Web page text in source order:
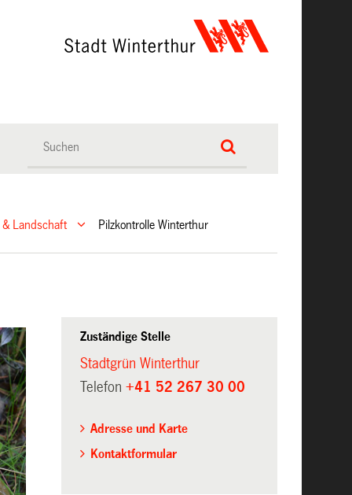
& Landschaft Pilzkontrolle Winterthur
Zuständige Stelle
Stadtgrün Winterthur
Telefon +41 52 267 30 00
Adresse und Karte
Kontaktformular